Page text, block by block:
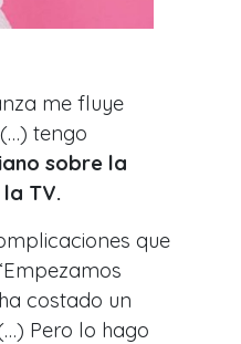
me fluye
tengo
sobre la
TV.
que
costado un
Pero lo hago